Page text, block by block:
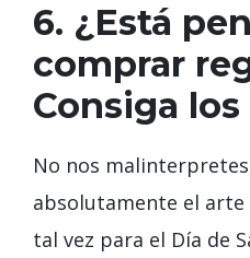
6. ¿Está
comprar
Consiga
No nos
absolutamente el
tal vez para el Día de